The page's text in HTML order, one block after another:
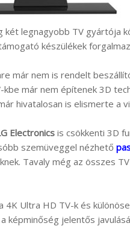
legnagyobb TV gyártója
készülékek
már nem is rendelt
kbe már nem építenek 3D
hivatalosan is elismerte a
Electronics is csökkenti 3D
szemüveggel nézhető
Tavaly még az összes
Ultra HD TV-k és
képminőség jelentős